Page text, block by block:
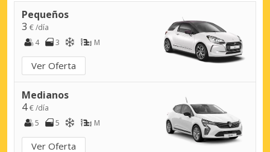
Pequeños
3 € /día
4
3 M
Ver Oferta
Medianos
4€ /día
5
5 M
Ver Oferta